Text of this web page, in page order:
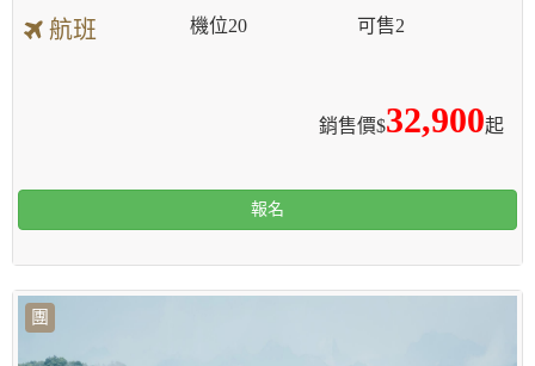
航班
銷售價$32,900起
機位20 可售2
報名
團